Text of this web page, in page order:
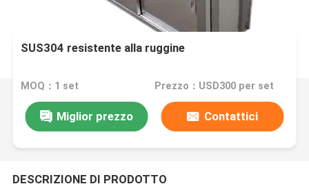
SUS304 resistente alla ruggine
MOQ：1 set Prezzo：USD300 per set
Miglior prezzo Contattici
DESCRIZIONE DI PRODOTTO